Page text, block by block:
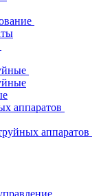
аппаратов
аппаратов